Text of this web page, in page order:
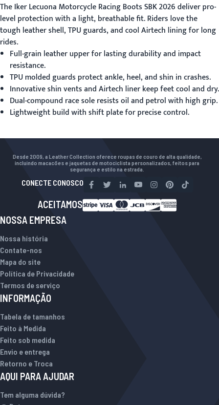
TheIker Lecuona Motorcycle Racing Boots SBK 2026deliver pro-
level protection with a light, breathable fit. Riders love the
tough leather shell, TPU guards, and cool Airtech lining for long
rides.
Full-grain leather upper for lasting durability and impact
resistance.
TPU molded guards protect ankle, heel, and shin in crashes.
Innovative shin vents and Airtech liner keep feet cool and dry.
Dual-compound race sole resists oil and petrol with high grip.
Lightweight build with shift plate for precise control.
Desde 2009, a Leather Collection oferece roupas de couro de alta qualidade,
incluindo macacões e jaquetas de motociclista personalizados, feitos para
segurança e estilo na estrada.
CONECTE CONOSCO
ACEITAMOS
NOSSA EMPRESA
Nossa história
Contate-nos
Mapa do site
Política de Privacidade
Termos de serviço
INFORMAÇÃO
Tabela de tamanhos
Feito à Medida
Feito sob medida
Envio e entrega
Retorno e Troca
AQUI PARA AJUDAR
Tem alguma dúvida?